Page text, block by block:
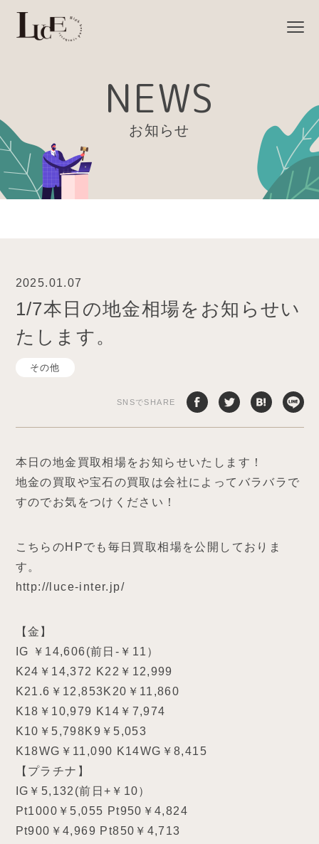
NEWS
お知らせ
2025.01.07
1/7本日の地金相場をお知らせい
たします。
その他
SNSでSHARE
本日の地金買取相場をお知らせいたします！
地金の買取や宝石の買取は会社によってバラバラで
すのでお気をつけください！
こちらのHPでも毎日買取相場を公開しておりま
す。
http://luce-inter.jp/
【金】
IG ￥14,606(前日-￥11）
K24￥14,372 K22￥12,999
K21.6￥12,853K20￥11,860
K18￥10,979 K14￥7,974
K10￥5,798K9￥5,053
K18WG￥11,090 K14WG￥8,415
【プラチナ】
IG￥5,132(前日+￥10）
Pt1000￥5,055 Pt950￥4,824
Pt900￥4,969 Pt850￥4,713